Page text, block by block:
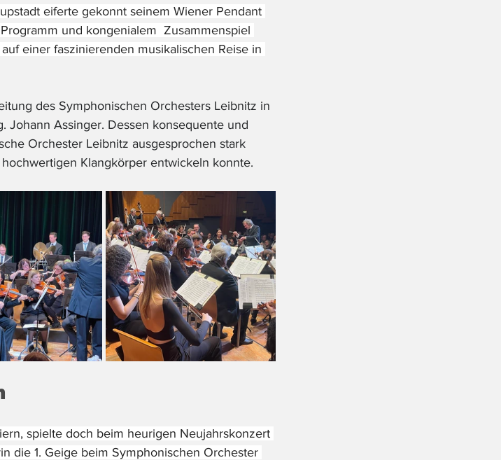
eiferte gekonnt seinem Wiener Pendant
und kongenialem  Zusammenspiel
einer faszinierenden musikalischen Reise in
des Symphonischen Orchesters Leibnitz in
Johann Assinger. Dessen konsequente und
Orchester Leibnitz ausgesprochen stark
Klangkörper entwickeln konnte.
spielte doch beim heurigen Neujahrskonzert
die 1. Geige beim Symphonischen Orchester